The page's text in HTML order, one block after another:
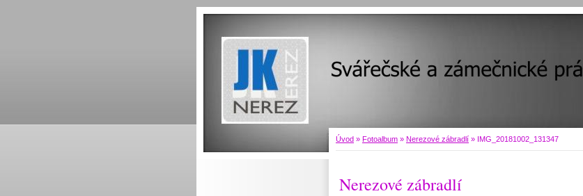
Úvod » Fotoalbum » Nerezové zábradlí » IMG_20181002_131347
Nerezové zábradlí